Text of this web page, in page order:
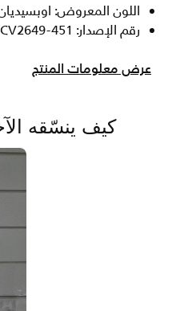
اللون المعروض:
رقم الإصدار: CV2649-451
عرض معلومات المنتج